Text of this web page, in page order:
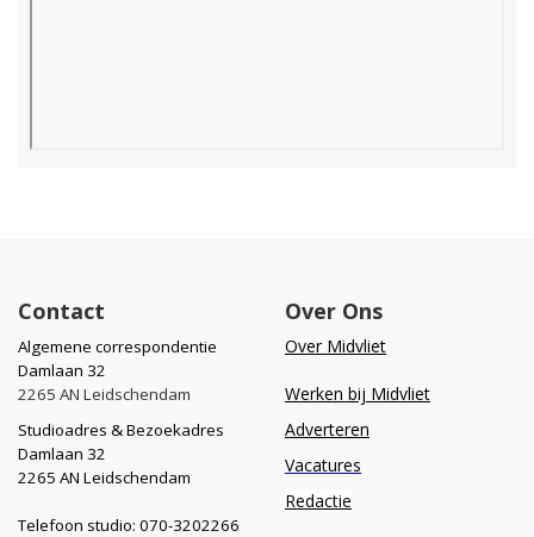
Contact
Algemene correspondentie
Damlaan 32
2265 AN Leidschendam
Studioadres & Bezoekadres
Damlaan 32
2265 AN Leidschendam
Telefoon studio: 070-3202266
Over Ons
Over Midvliet
Werken bij Midvliet
Adverteren
Vacatures
Redactie